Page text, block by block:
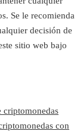
Se le recomienda
decisión de
sitio web bajo
criptomonedas
con